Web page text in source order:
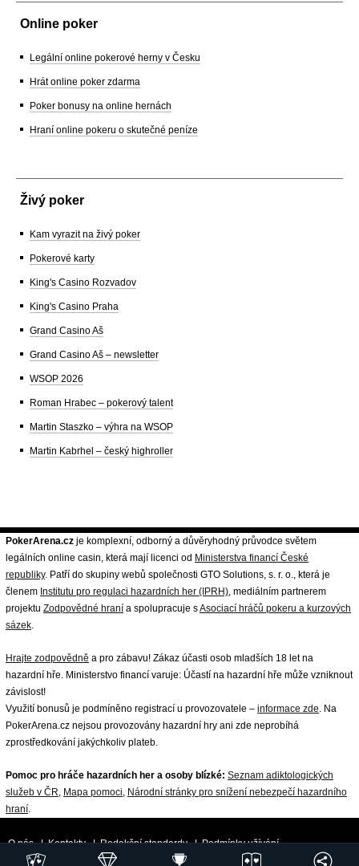
Online poker
Legální online pokerové herny v Česku
Hrát online poker zdarma
Poker bonusy na online hernách
Hraní online pokeru o skutečné peníze
Živý poker
Kam vyrazit na živý poker
Pokerové karty
King's Casino Rozvadov
King's Casino Praha
Grand Casino Aš
Grand Casino Aš – newsletter
WSOP 2026
Roman Hrabec – pokerový talent
Martin Staszko – výhra na WSOP
Martin Kabrhel – český highroller
PokerArena.cz je komplexní, odborný a důvěryhodný průvodce světem
legálních online casin, která mají licenci od Ministerstva financí České
republiky. Patří do skupiny webů společnosti GTO Solutions, s. r. o., která je
členem Institutu pro regulaci hazardních her (IPRH) , mediálním partnerem
projektu Zodpovědné hraní a spolupracuje sAsociací hráčů pokeru a kurzových
sázek
Hrajte zodpovědně a pro zábavu! Zákaz účasti osob mladších 18 let na
hazardní hře. Ministerstvo financí varuje: Účastí na hazardní hře může vzniknout
závislost!
Využití bonusů je podmíněno registrací u provozovatele – informace zde . Na
PokerArena.cz nejsou provozovány hazardní hry ani zde neprobíhá
zprostředkování jakýchkoliv plateb.
Pomoc pro hráče hazardních her a osoby blízké: Seznam adiktologických
služeb v ČR Mapa pomoci Národní stránky pro snížení nebezpečí hazardního
hraní
O nás|Kontakty|Redakční standardy|Podmínky užívání
Zpracování osobních údajů a cookies| 18+ Zodpovědné hraní | ©